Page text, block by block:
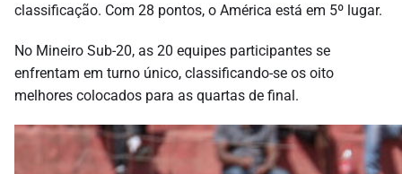
classificação. Com 28 pontos, o América está em 5º lugar.
No Mineiro Sub-20, as 20 equipes participantes se
enfrentam em turno único, classificando-se os oito
melhores colocados para as quartas de final.